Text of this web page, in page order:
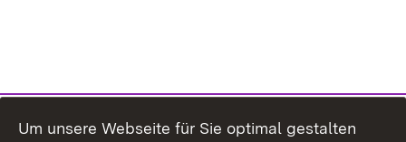
Um unsere Webseite für Sie optimal gestalten